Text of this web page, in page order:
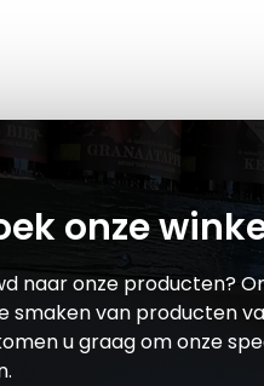
onze
naar onze producten?
smaken van producten
u graag om onze